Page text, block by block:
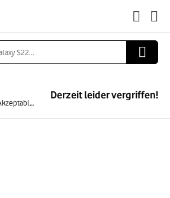
128GB | Blau | Dual-SIM | Akzeptabler Zustand
Derzeit leider vergriffen!